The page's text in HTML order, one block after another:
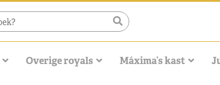
Overige royals Máxima’s kast